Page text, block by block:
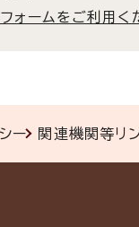
ォームをご利用く
ー 関連機関等リ